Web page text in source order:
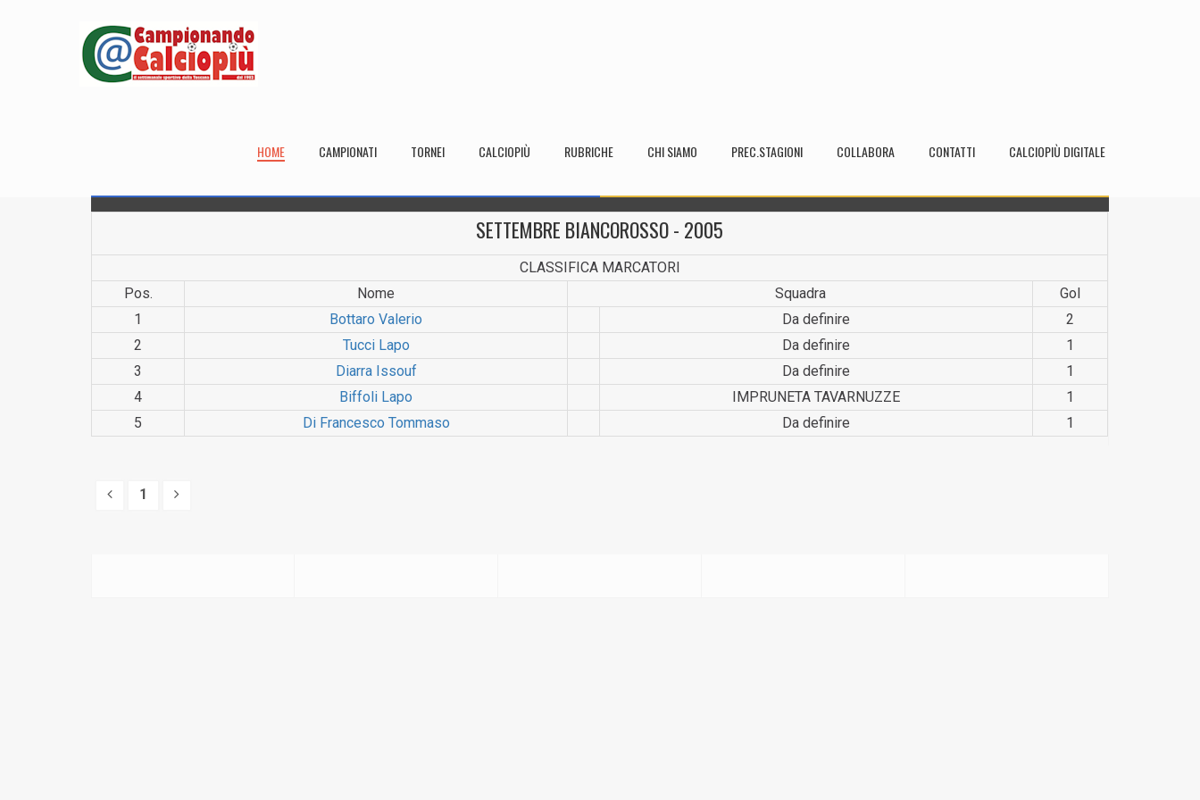
HOME CAMPIONATI TORNEI CALCIOPIÙ RUBRICHE CHI SIAMO PREC.STAGIONI COLLABORA CONTATTI CALCIOPIÙ DIGITALE
SETTEMBRE BIANCOROSSO - 2005
CLASSIFICA MARCATORI
Pos.
Nome Squadra
Gol
1
Bottaro Valerio Da definire
2
2
Tucci Lapo Da definire
1
3
Diarra Issouf Da definire
1
4
Biffoli Lapo IMPRUNETA TAVARNUZZE
1
5
Di Francesco Tommaso Da definire 1
1